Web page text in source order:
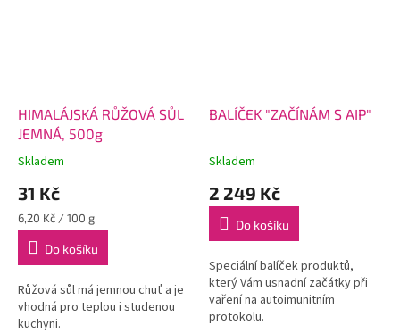
HIMALÁJSKÁ RŮŽOVÁ SŮL
JEMNÁ, 500g
Skladem
31 Kč
Měrná
cena:
6,20 Kč / 100 g
Do košíku
Růžová sůl má jemnou chuť a je
vhodná pro teplou i studenou
kuchyni.
BALÍČEK "ZAČÍNÁM S AIP"
Skladem
2 249 Kč
Do košíku
Speciální balíček produktů,
který Vám usnadní začátky při
vaření na autoimunitním
protokolu.